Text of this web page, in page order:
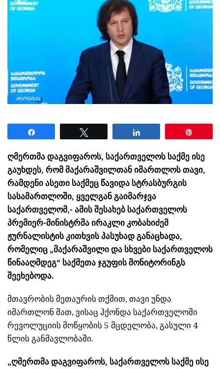
ღმერთმა დაგვიფაროს, საქართველოს საქმე ისე
გაუხდეს, რომ მაქარაშვილთან იმართლოს თავი,
რამდენი ასეთი საქმეც წავიდა სტრასბურგის
სასამართლოში, ყველგან გაიმარჯვა
საქართველომ,- ამის შესახებ საქართველოს
პრემიერ-მინისტრმა ირაკლი კობახიძემ
ჟურნალისტის კითხვის პასუხად განაცხადა,
რომელიც „მაქარაშვილი და სხვები საქართველოს
წინააღმდეგ“ საქმეთა ჯგუფის მონიტორინგს
შეეხებოდა.
მთავრობის მეთაურის თქმით, თავი უნდა
იმართლონ მათ, ვისაც ჰქონდა საქართველოში
რევოლუციის მოწყობის 5 მცდელობა, გასული 4
წლის განმავლობაში.
„ღმერთმა დაგვიფაროს, საქართველოს საქმე ისე